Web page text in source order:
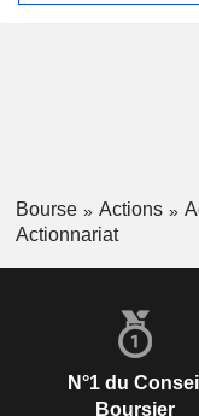
Bourse Actions
Actionnariat
N°1 du Conseil
Boursier